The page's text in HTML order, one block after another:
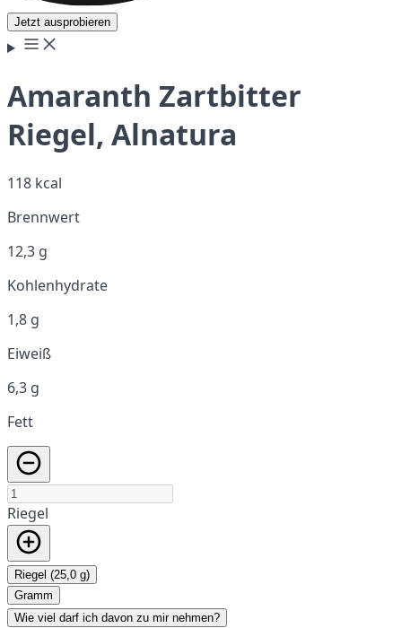
Jetzt ausprobieren
Amaranth Zartbitter
Riegel, Alnatura
118 kcal
Brennwert
12,3 g
Kohlenhydrate
1,8 g
Eiweiß
6,3 g
Fett
Riegel
Riegel (25,0 g)
Gramm
Wie viel darf ich davon zu mir nehmen?